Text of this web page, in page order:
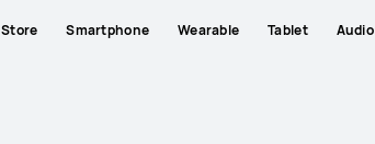
Store Smartphone Wearable Tablet Audio